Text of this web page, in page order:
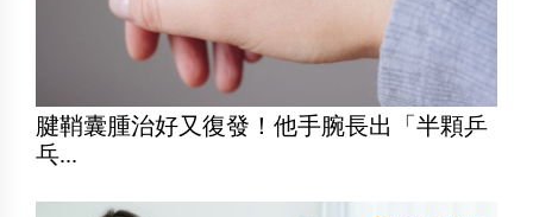
腱鞘囊腫治好又復發！他手腕長出「半顆乒
乓...